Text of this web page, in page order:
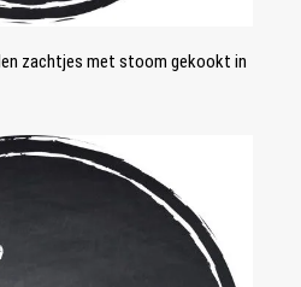
zachtjes met stoom gekookt in